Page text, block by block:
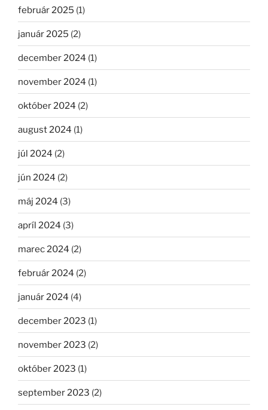
február 2025 (1)
január 2025 (2)
december 2024 (1)
november 2024 (1)
október 2024 (2)
august 2024 (1)
júl 2024 (2)
jún 2024 (2)
máj 2024 (3)
apríl 2024 (3)
marec 2024 (2)
február 2024 (2)
január 2024 (4)
december 2023 (1)
november 2023 (2)
október 2023 (1)
september 2023 (2)